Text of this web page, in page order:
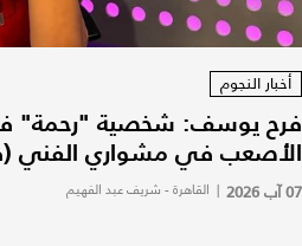
أخبار النجوم
فرح يوسف: شخصية "رحمة"
الأصعب في مشواري الفني
07 آب 2026 | القاهرة - شريف عبد الفهيم